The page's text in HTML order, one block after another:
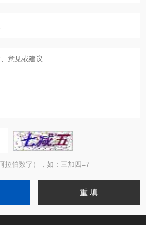
拉伯数字），如：三加四=7